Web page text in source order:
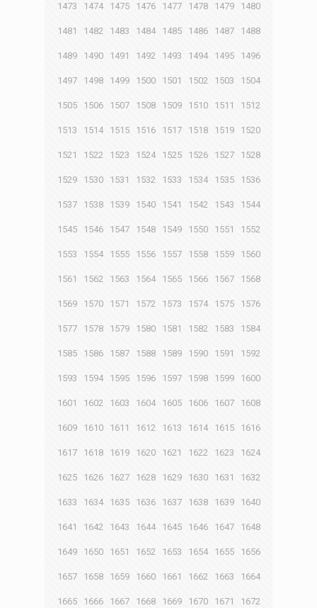
1473 1474 1475 1476 1477 1478 1479 1480
1481 1482 1483 1484 1485 1486 1487 1488
1489 1490 1491 1492 1493 1494 1495 1496
1497 1498 1499 1500 1501 1502 1503 1504
1505 1506 1507 1508 1509 1510 1511 1512
1513 1514 1515 1516 1517 1518 1519 1520
1521 1522 1523 1524 1525 1526 1527 1528
1529 1530 1531 1532 1533 1534 1535 1536
1537 1538 1539 1540 1541 1542 1543 1544
1545 1546 1547 1548 1549 1550 1551 1552
1553 1554 1555 1556 1557 1558 1559 1560
1561 1562 1563 1564 1565 1566 1567 1568
1569 1570 1571 1572 1573 1574 1575 1576
1577 1578 1579 1580 1581 1582 1583 1584
1585 1586 1587 1588 1589 1590 1591 1592
1593 1594 1595 1596 1597 1598 1599 1600
1601 1602 1603 1604 1605 1606 1607 1608
1609 1610 1611 1612 1613 1614 1615 1616
1617 1618 1619 1620 1621 1622 1623 1624
1625 1626 1627 1628 1629 1630 1631 1632
1633 1634 1635 1636 1637 1638 1639 1640
1641 1642 1643 1644 1645 1646 1647 1648
1649 1650 1651 1652 1653 1654 1655 1656
1657 1658 1659 1660 1661 1662 1663 1664
1665 1666 1667 1668 1669 1670 1671 1672